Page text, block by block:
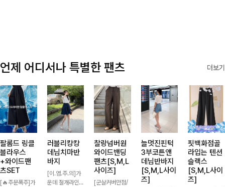
언제 어디서나 특별한 팬츠 더보기
팔롬드 링클
블라우스
+와이드팬
츠SET
[🔥주문폭주]가
러블리캉캉
데님치마반
바지
[이.염.주.의]가
운데 절개라인과
찰랑넘버원
와이드밴딩
팬츠[S,M,L
사이즈]
[군살커버만점/
늘멋진핀턱
3부코튼앤
데님반바지
[S,M,L사이
즈]
핏백화점골
라입는 텐션
슬랙스
[S,M,L사이
즈]